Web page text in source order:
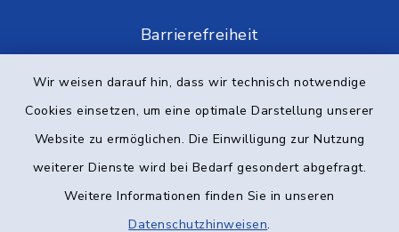
Wir weisen darauf hin, dass wir technisch notwendige
Cookies einsetzen, um eine optimale Darstellung unserer
Website zu ermöglichen. Die Einwilligung zur Nutzung
weiterer Dienste wird bei Bedarf gesondert abgefragt.
Weitere Informationen finden Sie in unseren
Datenschutzhinweisen.
Barrierefreiheit
Datenschutz
Elektronische Kommunikation
Sitemap